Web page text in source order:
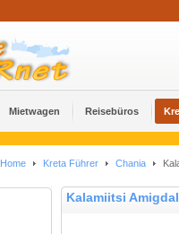
Mietwagen Reisebüros
Home Kreta Führer Chania
Kalamiitsi